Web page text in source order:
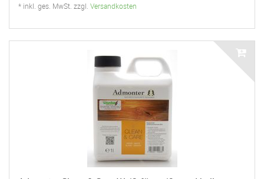
* inkl. ges. MwSt. zzgl. Versandkosten